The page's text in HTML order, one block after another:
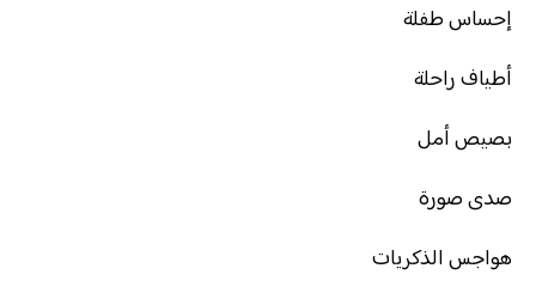
إحساس طفلة
أطياف راحلة
بصيص أمل
صدى صورة
هواجس الذكريات